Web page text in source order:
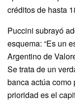
créditos de hasta
Puccini subrayó
esquema: “Es un
Argentino de
Se trata de un
banca actúa como
prioridad es el